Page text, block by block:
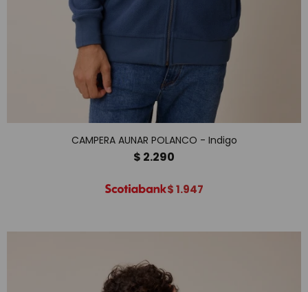
CAMPERA AUNAR POLANCO - Indigo
$ 2.290
$1.947